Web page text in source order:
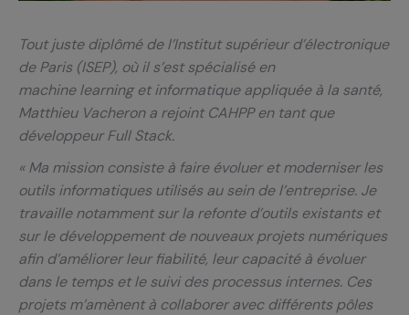
Tout juste diplômé de l’Institut supérieur d’électronique
de Paris (ISEP), où il s’est spécialisé en
machine learning et informatique appliquée à la santé,
Matthieu Vacheron a rejoint CAHPP en tant que
développeur Full Stack.
« Ma mission consiste à faire évoluer et moderniser les
outils informatiques utilisés au sein de l’entreprise. Je
travaille notamment sur la refonte d’outils existants et
sur le développement de nouveaux projets numériques
afin d’améliorer leur fiabilité, leur capacité à évoluer
dans le temps et le suivi des processus internes. Ces
projets m’amènent à collaborer avec différents pôles